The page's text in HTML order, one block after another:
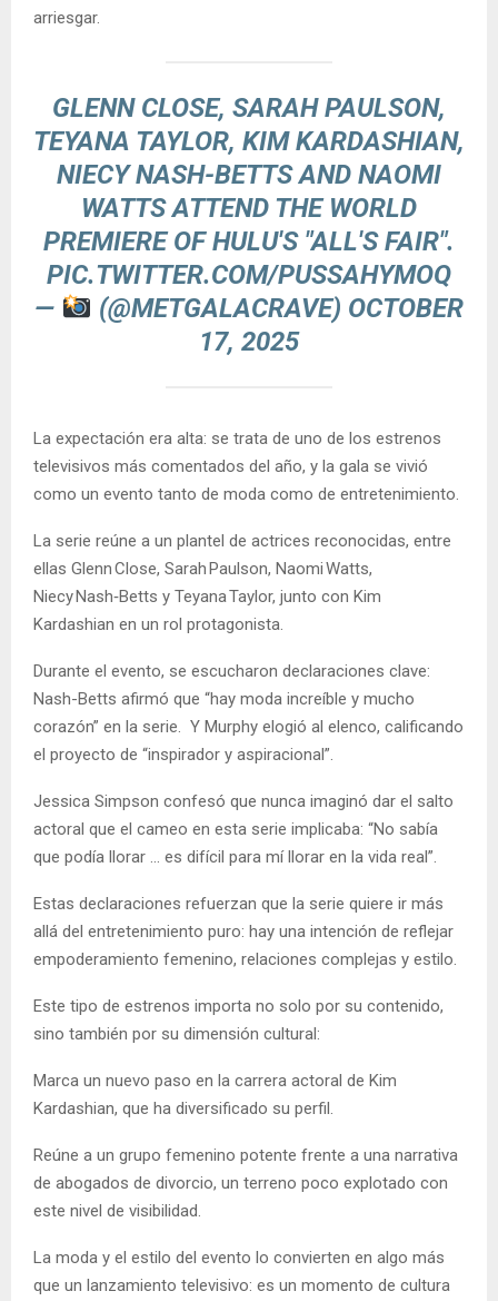
arriesgar.
GLENN CLOSE, SARAH PAULSON,
TEYANA TAYLOR, KIM KARDASHIAN,
NIECY NASH-BETTS AND NAOMI
WATTS ATTEND THE WORLD
PREMIERE OF HULU'S "ALL'S FAIR".
PIC.TWITTER.COM/PUSSAHYMOQ
—
(@METGALACRAVE) OCTOBER
17, 2025
La expectación era alta: se trata de uno de los estrenos
televisivos más comentados del año, y la gala se vivió
como un evento tanto de moda como de entretenimiento.
La serie reúne a un plantel de actrices reconocidas, entre
ellas Glenn Close, Sarah Paulson, Naomi Watts,
Niecy Nash‑Betts y Teyana Taylor, junto con Kim
Kardashian en un rol protagonista.
Durante el evento, se escucharon declaraciones clave:
Nash-Betts afirmó que “hay moda increíble y mucho
corazón” en la serie. Y Murphy elogió al elenco, calificando
el proyecto de “inspirador y aspiracional”.
Jessica Simpson confesó que nunca imaginó dar el salto
actoral que el cameo en esta serie implicaba: “No sabía
que podía llorar … es difícil para mí llorar en la vida real”.
Estas declaraciones refuerzan que la serie quiere ir más
allá del entretenimiento puro: hay una intención de reflejar
empoderamiento femenino, relaciones complejas y estilo.
Este tipo de estrenos importa no solo por su contenido,
sino también por su dimensión cultural:
Marca un nuevo paso en la carrera actoral de Kim
Kardashian, que ha diversificado su perfil.
Reúne a un grupo femenino potente frente a una narrativa
de abogados de divorcio, un terreno poco explotado con
este nivel de visibilidad.
La moda y el estilo del evento lo convierten en algo más
que un lanzamiento televisivo: es un momento de cultura